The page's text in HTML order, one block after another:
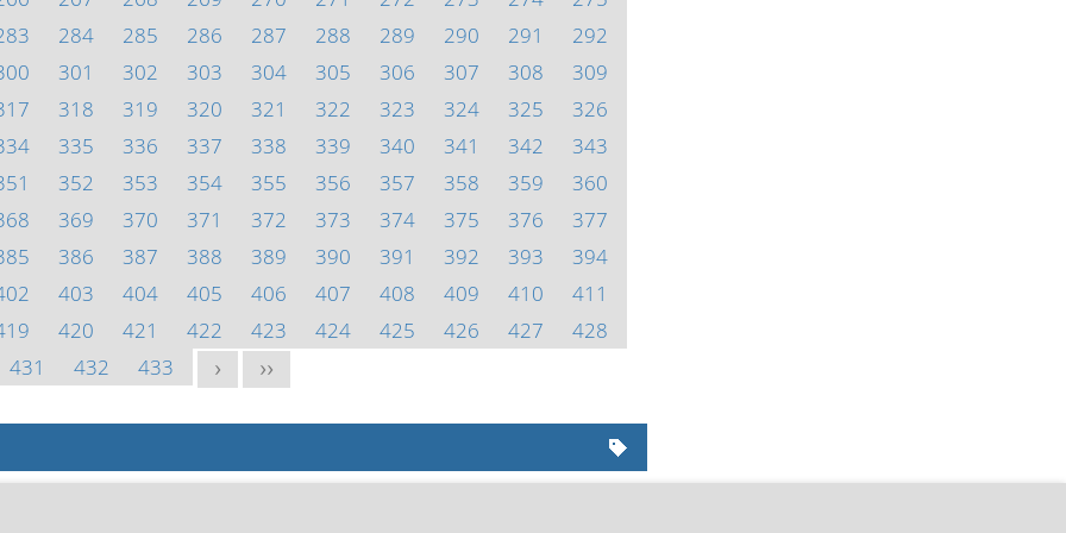
284 285 286 287 288 289 290 291
292
301 302 303 304 305 306 307 308
309
318 319 320 321 322 323 324 325
326
335 336 337 338 339 340 341 342
343
352 353 354 355 356 357 358 359
360
369 370 371 372 373 374 375 376
377
386 387 388 389 390 391 392 393
394
403 404 405 406 407 408 409 410
411
420 421 422 423 424 425 426 427
428
431
432 433 > >>